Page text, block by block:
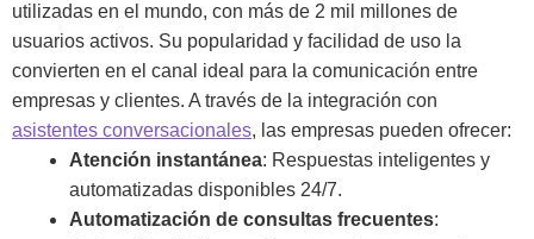
utilizadas en el mundo, con más de 2 mil millones de
usuarios activos. Su popularidad y facilidad de uso la
convierten en el canal ideal para la comunicación entre
empresas y clientes. A través de la integración con
asistentes conversacionales, las empresas pueden ofrecer:
Atención instantánea: Respuestas inteligentes y
automatizadas disponibles 24/7.
Automatización de consultas frecuentes: